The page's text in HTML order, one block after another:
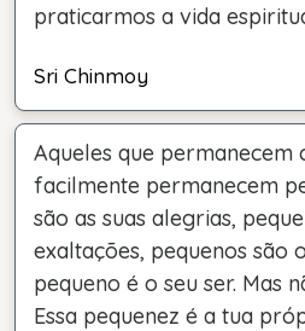
praticarmos a vida
Sri Chinmoy
Aqueles que permanecem
facilmente permanecem
são as suas alegrias,
exaltações, pequenos são
pequeno é o seu ser. Mas
Essa pequenez é a tua